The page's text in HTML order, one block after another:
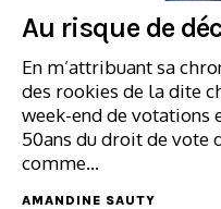
Au risque de
En m’attribuant sa
des rookies de la dite
week-end de votations
50ans du droit de vote
comme…
AMANDINE SAUTY